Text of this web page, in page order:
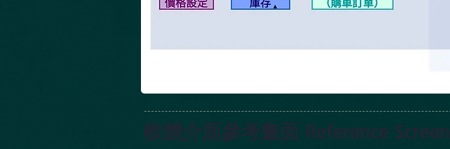
軟體介面參考畫面 Reference Screen